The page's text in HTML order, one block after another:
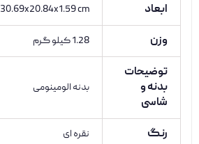
ابعاد 30.69x20.84x1.59 cm
وزن 1.28 کیلو گرم
توضیحات
بدنه و
شاسی
بدنه الومینومی
رنگ نقره ای